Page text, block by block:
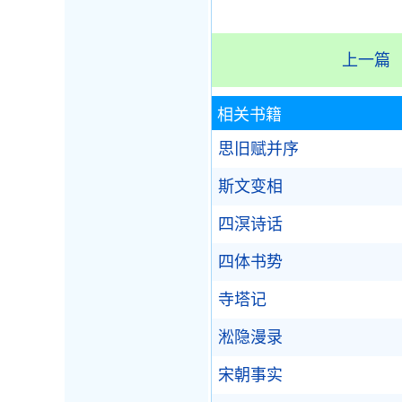
上一篇
相关书籍
思旧赋并序
斯文变相
四溟诗话
四体书势
寺塔记
淞隐漫录
宋朝事实